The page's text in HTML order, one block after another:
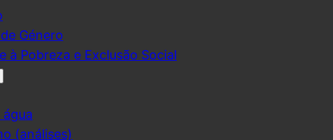
Género
à Pobreza e Exclusão Social
(análises)